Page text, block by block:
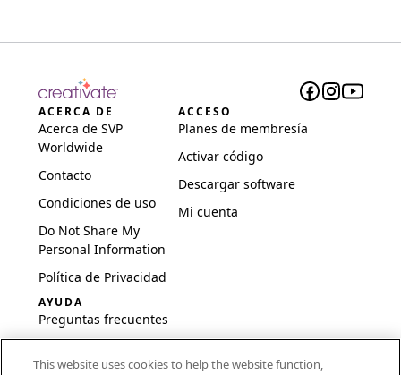
ACERCA DE
Acerca de SVP
Worldwide
Contacto
Condiciones de uso
Do Not Share My
Personal Information
Política de Privacidad
ACCESO
Planes de membresía
Activar código
Descargar software
Mi cuenta
AYUDA
Preguntas frecuentes
configuración
This website uses cookies to help the website function,